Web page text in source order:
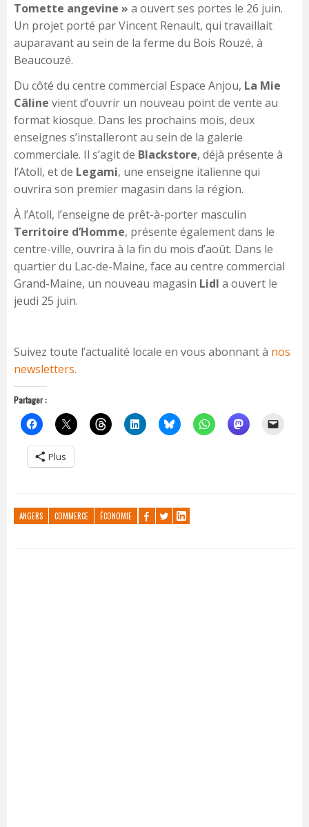
Tomette angevine » a ouvert ses portes le 26 juin.
Un projet porté par Vincent Renault, qui travaillait
auparavant au sein de la ferme du Bois Rouzé, à
Beaucouzé.
Du côté du centre commercial Espace Anjou, La Mie
Câline vient d’ouvrir un nouveau point de vente au
format kiosque. Dans les prochains mois, deux
enseignes s’installeront au sein de la galerie
commerciale. Il s’agit de Blackstore, déjà présente à
l’Atoll, et de Legami, une enseigne italienne qui
ouvrira son premier magasin dans la région.
À l’Atoll, l’enseigne de prêt-à-porter masculin
Territoire d’Homme, présente également dans le
centre-ville, ouvrira à la fin du mois d’août. Dans le
quartier du Lac-de-Maine, face au centre commercial
Grand-Maine, un nouveau magasin Lidl a ouvert le
jeudi 25 juin.
Suivez toute l’actualité locale en vous abonnant à nos
newsletters.
Partager :
Plus
ANGERS COMMERCE ÉCONOMIE